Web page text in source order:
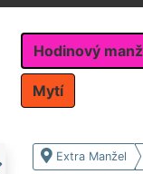
Hodinový
Mytí
Extra Manžel